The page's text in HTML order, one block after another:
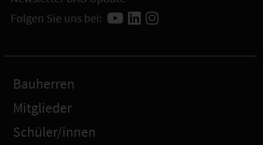
Folgen Sie uns bei:
Bauherren
Mitglieder
Schüler/innen